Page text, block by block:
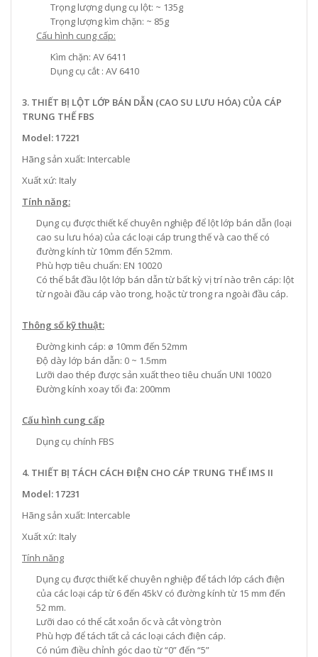
Trọng lượng dụng cụ lột: ~ 135g
Trọng lượng kìm chặn: ~ 85g
Cấu hình cung cấp:
Kìm chặn: AV 6411
Dụng cụ cắt : AV 6410
3. THIẾT BỊ LỘT LỚP BÁN DẪN (CAO SU LƯU HÓA) CỦA CÁP
TRUNG THẾ FBS
Model: 17221
Hãng sản xuất: Intercable
Xuất xứ: Italy
Tính năng:
Dụng cụ được thiết kế chuyên nghiệp để lột lớp bán dẫn (loại
cao su lưu hóa) của các loại cáp trung thế và cao thế có
đường kính từ 10mm đến 52mm.
Phù hợp tiêu chuẩn: EN 10020
Có thể bắt đầu lột lớp bán dẫn từ bất kỳ vị trí nào trên cáp: lột
từ ngoài đầu cáp vào trong, hoặc từ trong ra ngoài đầu cáp.
Thông số kỹ thuật:
Đường kinh cáp: ø 10mm đến 52mm
Độ dày lớp bán dẫn: 0 ~ 1.5mm
Lưỡi dao thép được sản xuất theo tiêu chuẩn UNI 10020
Đường kính xoay tối đa: 200mm
Cấu hình cung cấp
Dụng cụ chính FBS
4. THIẾT BỊ TÁCH CÁCH ĐIỆN CHO CÁP TRUNG THẾ IMS II
Model: 17231
Hãng sản xuất: Intercable
Xuất xứ: Italy
Tính năng
Dụng cụ được thiết kế chuyên nghiệp để tách lớp cách điện
của các loại cáp từ 6 đến 45kV có đường kính từ 15 mm đến
52 mm.
Lưỡi dao có thể cắt xoắn ốc và cắt vòng tròn
Phù hợp để tách tất cả các loại cách điện cáp.
Có núm điều chỉnh góc dao từ “0” đến “5”